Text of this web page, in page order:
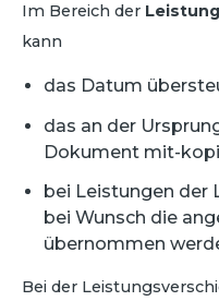
Im Bereich der
kann
das Datum
das an der
Dokument mit-
bei Leistungen der
bei Wunsch die
übernommen
Bei der